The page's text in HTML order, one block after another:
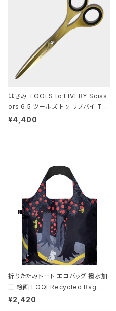
はさみ TOOLS to LIVEBY Sciss
ors 6.5 ツールズ トゥ リブバイ TL
010 シザーズ 6.5 ゴールド
¥4,400
折りたたみトート エコバッグ 撥水加
工 絵画 LOQI Recycled Bag ロ
ーキー 大きめ トートバッグ MOOMI
¥2,420